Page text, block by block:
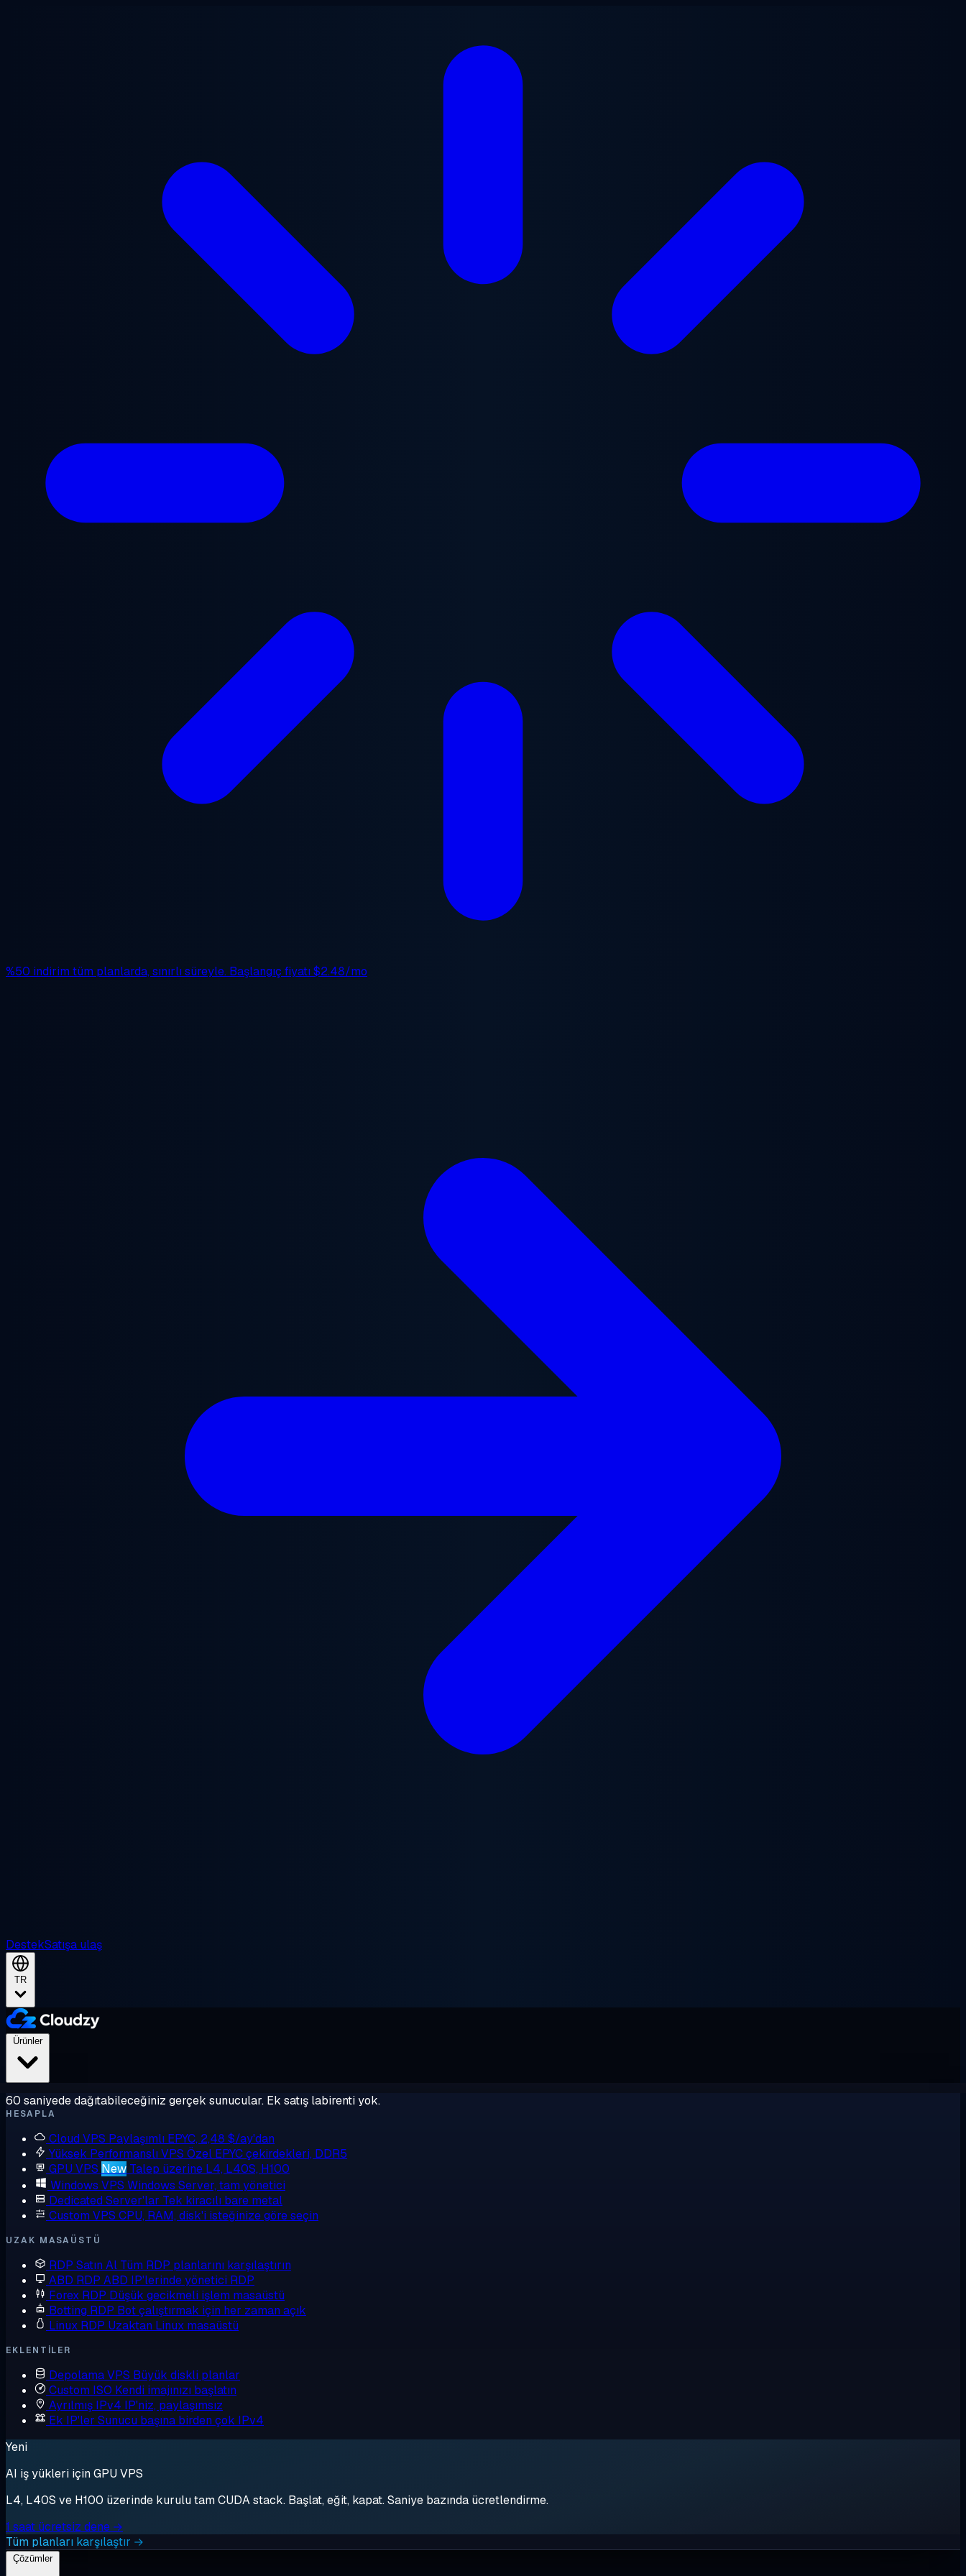
%50 indirim tüm planlarda, sınırlı süreyle. Başlangıç fiyatı $2.48/mo
DestekSatışa ulaş
TR
Ürünler
60 saniyede dağıtabileceğiniz gerçek sunucular. Ek satış labirenti yok.
HESAPLA
Cloud VPS Paylaşımlı EPYC, 2,48 $/ay'dan
Yüksek Performanslı VPS Özel EPYC çekirdekleri, DDR5
GPU VPS New Talep üzerine L4, L40S, H100
Windows VPS Windows Server, tam yönetici
Dedicated Server'lar Tek kiracılı bare metal
Custom VPS CPU, RAM, disk'i isteğinize göre seçin
UZAK MASAÜSTÜ
RDP Satın Al Tüm RDP planlarını karşılaştırın
ABD RDP ABD IP'lerinde yönetici RDP
Forex RDP Düşük gecikmeli işlem masaüstü
Botting RDP Bot çalıştırmak için her zaman açık
Linux RDP Uzaktan Linux masaüstü
EKLENTILER
Depolama VPS Büyük diskli planlar
Custom ISO Kendi imajınızı başlatın
Ayrılmış IPv4 IP'niz, paylaşımsız
Ek IP'ler Sunucu başına birden çok IPv4
Yeni
AI iş yükleri için GPU VPS
L4, L40S ve H100 üzerinde kurulu tam CUDA stack. Başlat, eğit, kapat. Saniye bazında ücretlendirme.
1 saat ücretsiz dene →
Tüm planları karşılaştır →
Çözümler